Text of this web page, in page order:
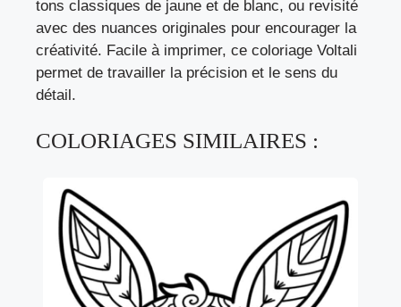
tons classiques de jaune et de blanc, ou revisité
avec des nuances originales pour encourager la
créativité. Facile à imprimer, ce coloriage Voltali
permet de travailler la précision et le sens du
détail.
COLORIAGES SIMILAIRES :